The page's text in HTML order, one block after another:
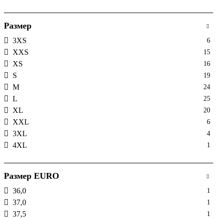
Размер
3XS 6
XXS 15
XS 16
S 19
M 24
L 25
XL 20
XXL 6
3XL 4
4XL 1
Размер EURO
36,0 1
37,0 1
37,5 1